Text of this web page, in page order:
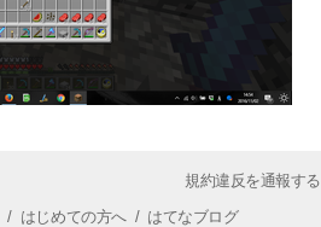
規約違反を通報する
/ はじめての方へ/ はてなブログ